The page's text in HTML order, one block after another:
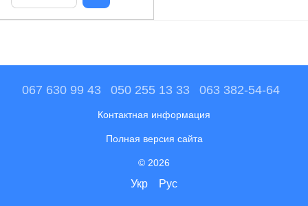
067 630 99 43 050 255 13 33 063 382-54-64
Контактная информация
Полная версия сайта
© 2026
Укр Рус